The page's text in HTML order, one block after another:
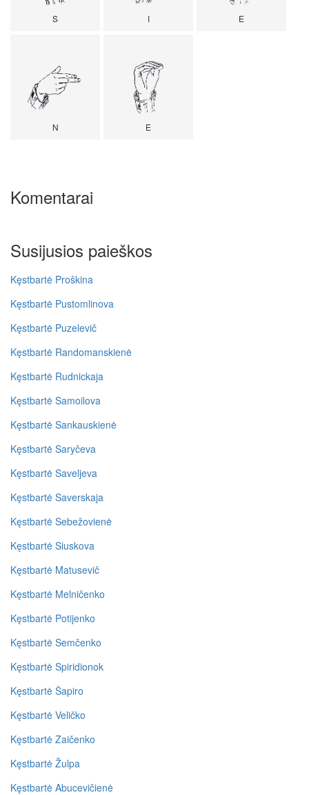
S I E
N E
Komentarai
Susijusios paieškos
Kęstbartė Proškina
Kęstbartė Pustomlinova
Kęstbartė Puzelevič
Kęstbartė Randomanskienė
Kęstbartė Rudnickaja
Kęstbartė Samoilova
Kęstbartė Sankauskienė
Kęstbartė Saryčeva
Kęstbartė Saveljeva
Kęstbartė Saverskaja
Kęstbartė Sebežovienė
Kęstbartė Siuskova
Kęstbartė Matusevič
Kęstbartė Melničenko
Kęstbartė Potijenko
Kęstbartė Semčenko
Kęstbartė Spiridionok
Kęstbartė Šapiro
Kęstbartė Veličko
Kęstbartė Zaičenko
Kęstbartė Žulpa
Kęstbartė Abucevičienė